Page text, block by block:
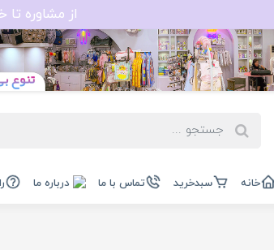
از مشاوره
خانه سبدخرید تماس با ما درباره ما